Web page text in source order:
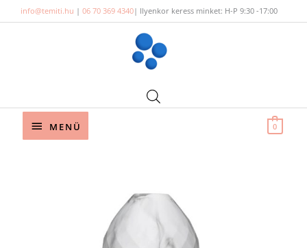
to
info@temiti.hu | 06 70 369 4340| Ilyenkor keress minket: H-P 9:30 -17:00
Below
MENÜ 0